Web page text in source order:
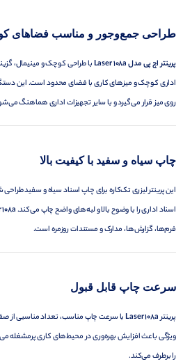
طراحی جمع‌وجور و مناسب فضاهای
پرینتر اچ پی مدل Laser 108a
با طراحی کوچک و مینیمال،
اداری کوچک و میزهای کاری با فضای محدود است. این
روی میز قرار می‌گیرد و با سایر تجهیزات اداری هماهنگ
چاپ سیاه و سفید با کیفیت بالا
این پرینتر لیزری تک‌کاره برای چاپ اسناد سیاه و سفید طراحی
اسناد اداری را با وضوح بالا و لبه‌های واضح چاپ می‌کند.
فرم‌ها، گزارش‌ها، مدارک و مستندات روزمره است.
سرعت چاپ قابل قبول
پرینترLaser 108aبا سرعت چاپ مناسب، تعداد مناسبی از
ویژگی باعث افزایش بهره‌وری در محیط‌های کاری پرمشغله
را برطرف می‌کند.